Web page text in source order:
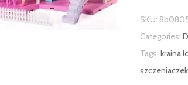
SKU:
Categories:
Tags: kraina